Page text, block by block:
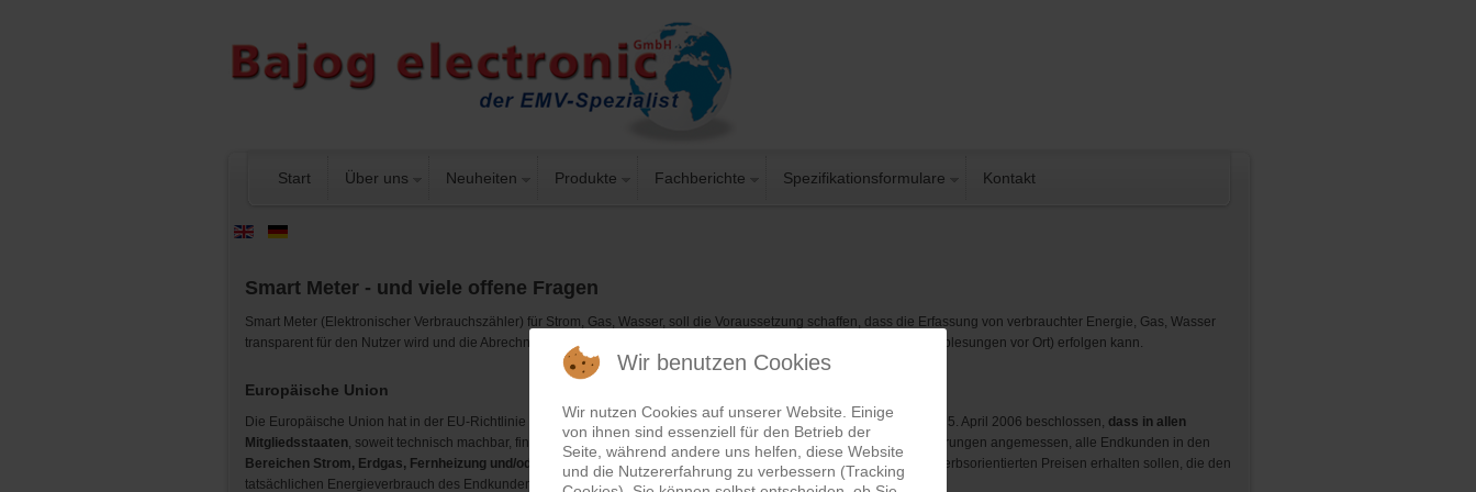
Start Über uns Neuheiten Produkte Fachberichte Spezifikationsformulare Kontakt
Smart Meter - und viele offene Fragen
Smart Meter (Elektronischer Verbrauchszähler) für Strom, Gas, Wasser, soll die Voraussetzung schaffen, dass die Erfassung von verbrauchter Energie, Gas, Wasser
transparent für den Nutzer wird und die Abrechnung für den Energieversorger ohne zusätzlichen Personalaufwand (Ablesungen vor Ort) erfolgen kann.
Europäische Union
Die Europäische Union hat in der EU-Richtlinie 2006/32/EG zur Energieeffizienz und zu Energiedienstleistungen vom 5. April 2006 beschlossen, dass in allen
Mitgliedsstaaten , soweit technisch machbar, finanziell vertretbar und im Vergleich zu den potenziellen Energieeinsparungen angemessen, alle Endkunden in den
Bereichen Strom, Erdgas, Fernheizung und/oder -kühlung und Warmbrauchwasser
individuelle Zähler zu wettbewerbsorientierten Preisen erhalten sollen, die den
tatsächlichen Energieverbrauch des Endkunden und die tatsächliche Nutzungszeit widerspiegeln.
Wir benutzen Cookies
Wir nutzen Cookies auf unserer Website. Einige
von ihnen sind essenziell für den Betrieb der
Seite, während andere uns helfen, diese Website
und die Nutzererfahrung zu verbessern (Tracking